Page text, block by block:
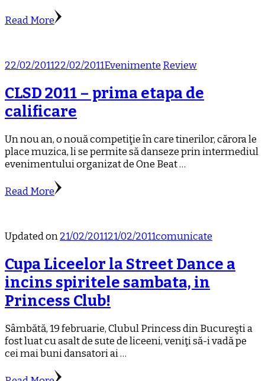
Read More
22/02/201122/02/2011Evenimente Review
CLSD 2011 – prima etapa de
calificare
Un nou an, o nouă competiţie în care tinerilor, cărora le
place muzica, li se permite să danseze prin intermediul
evenimentului organizat de One Beat …
Read More
Updated on21/02/201121/02/2011comunicate
Cupa Liceelor la Street Dance a
incins spiritele sambata, in
Princess Club!
Sâmbătă, 19 februarie, Clubul Princess din Bucureşti a
fost luat cu asalt de sute de liceeni, veniţi să-i vadă pe
cei mai buni dansatori ai …